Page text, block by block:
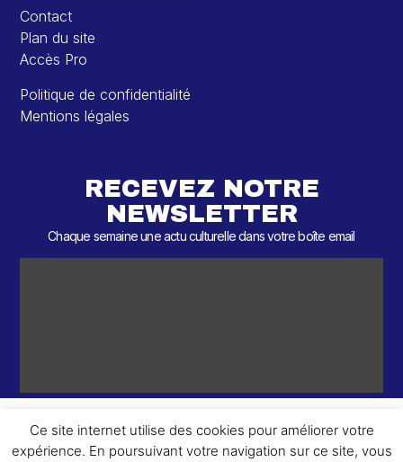
Contact
Plan du site
Accès Pro
Politique de confidentialité
Mentions légales
RECEVEZ NOTRE
NEWSLETTER
Chaque semaine une actu culturelle dans votre boîte email
Ce site internet utilise des cookies pour améliorer votre
expérience. En poursuivant votre navigation sur ce site, vous